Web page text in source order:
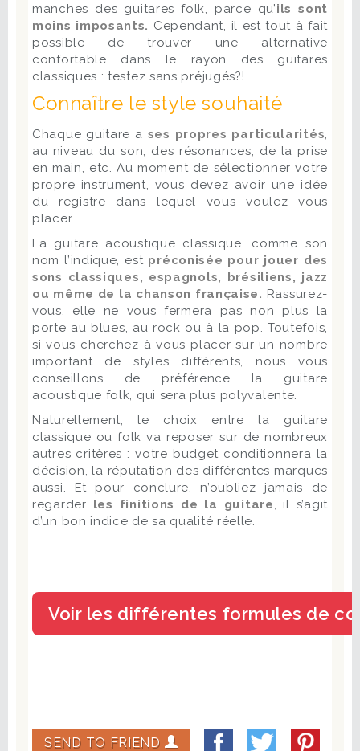
manches des guitares folk, parce qu’ils sont
moins imposants. Cependant, il est tout à fait
possible de trouver une alternative
confortable dans le rayon des guitares
classiques : testez sans préjugés?!
Connaître le style souhaité
Chaque guitare a ses propres particularités,
au niveau du son, des résonances, de la prise
en main, etc. Au moment de sélectionner votre
propre instrument, vous devez avoir une idée
du registre dans lequel vous voulez vous
placer.
La guitare acoustique classique, comme son
nom l’indique, estpréconisée pour jouer des
sons classiques, espagnols, brésiliens, jazz
ou même de la chanson française. Rassurez-
vous, elle ne vous fermera pas non plus la
porte au blues, au rock ou à la pop. Toutefois,
si vous cherchez à vous placer sur un nombre
important de styles différents, nous vous
conseillons de préférence la guitare
acoustique folk, qui sera plus polyvalente.
Naturellement, le choix entre la guitare
classique ou folk va reposer sur de nombreux
autres critères : votre budget conditionnera la
décision, la réputation des différentes marques
aussi. Et pour conclure, n’oubliez jamais de
regarder les finitions de la guitare, il s’agit
d’un bon indice de sa qualité réelle.
SEND TO FRIEND